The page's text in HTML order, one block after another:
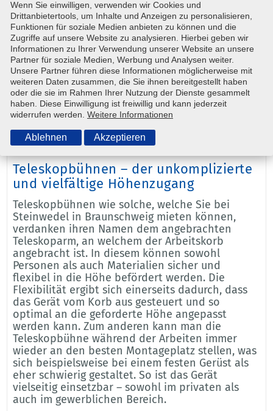
Egal, ob im Hallen-, Tunnel- oder Stahlbau, bei
Reparatur- und Installationsarbeiten oder bei
Veranstaltungen, die Teleskopbühne ist vielseitig
einsetzbar. Bei Steinwedel in Braunschweig finden
Sie das passende Gerät für Ihre Anforderungen.
Dabei vermieten wir nicht nur in Braunschweig,
sondern als Partner vonSYSTEM LIFTauch
deutschland- und sogar europaweit. Schicken Sie
uns eine Anfrage, wir helfen Ihnen gern!
Teleskopbühnen – der unkomplizierte
und vielfältige Höhenzugang
Teleskopbühnen wie solche, welche Sie bei
Steinwedel in Braunschweig mieten können,
verdanken ihren Namen dem angebrachten
Teleskoparm, an welchem der Arbeitskorb
angebracht ist. In diesem können sowohl
Personen als auch Materialien sicher und
flexibel in die Höhe befördert werden. Die
Flexibilität ergibt sich einerseits dadurch, dass
das Gerät vom Korb aus gesteuert und so
optimal an die geforderte Höhe angepasst
werden kann. Zum anderen kann man die
Teleskopbühne während der Arbeiten immer
wieder an den besten Montageplatz stellen, was
sich beispielsweise bei einem festen Gerüst als
eher schwierig gestaltet. So ist das Gerät
vielseitig einsetzbar – sowohl im privaten als
auch im gewerblichen Bereich.
Wenn Sie einwilligen, verwenden wir Cookies und
Drittanbietertools, um Inhalte und Anzeigen zu personalisieren,
Funktionen für soziale Medien anbieten zu können und die
Zugriffe auf unsere Website zu analysieren. Hierbei geben wir
Informationen zu Ihrer Verwendung unserer Website an unsere
Partner für soziale Medien, Werbung und Analysen weiter.
Unsere Partner führen diese Informationen möglicherweise mit
weiteren Daten zusammen, die Sie ihnen bereitgestellt haben
oder die sie im Rahmen Ihrer Nutzung der Dienste gesammelt
haben. Diese Einwilligung ist freiwillig und kann jederzeit
widerrufen werden. Weitere Informationen
Ablehnen Akzeptieren